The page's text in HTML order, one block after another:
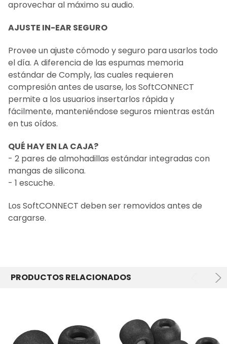
aprovechar al máximo su audio.
AJUSTE IN-EAR SEGURO
Provee un ajuste cómodo y seguro para usarlos todo
el día. A diferencia de las espumas memoria
estándar de Comply, las cuales requieren
compresión antes de usarse, los SoftCONNECT
permite a los usuarios insertarlos rápida y
fácilmente, manteniéndose seguros mientras están
en tus oídos.
QUÉ HAY EN LA CAJA?
- 2 pares de almohadillas estándar integradas con
mangas de silicona.
- 1 escuche.
Los SoftCONNECT deben ser removidos antes de
cargarse.
PRODUCTOS RELACIONADOS